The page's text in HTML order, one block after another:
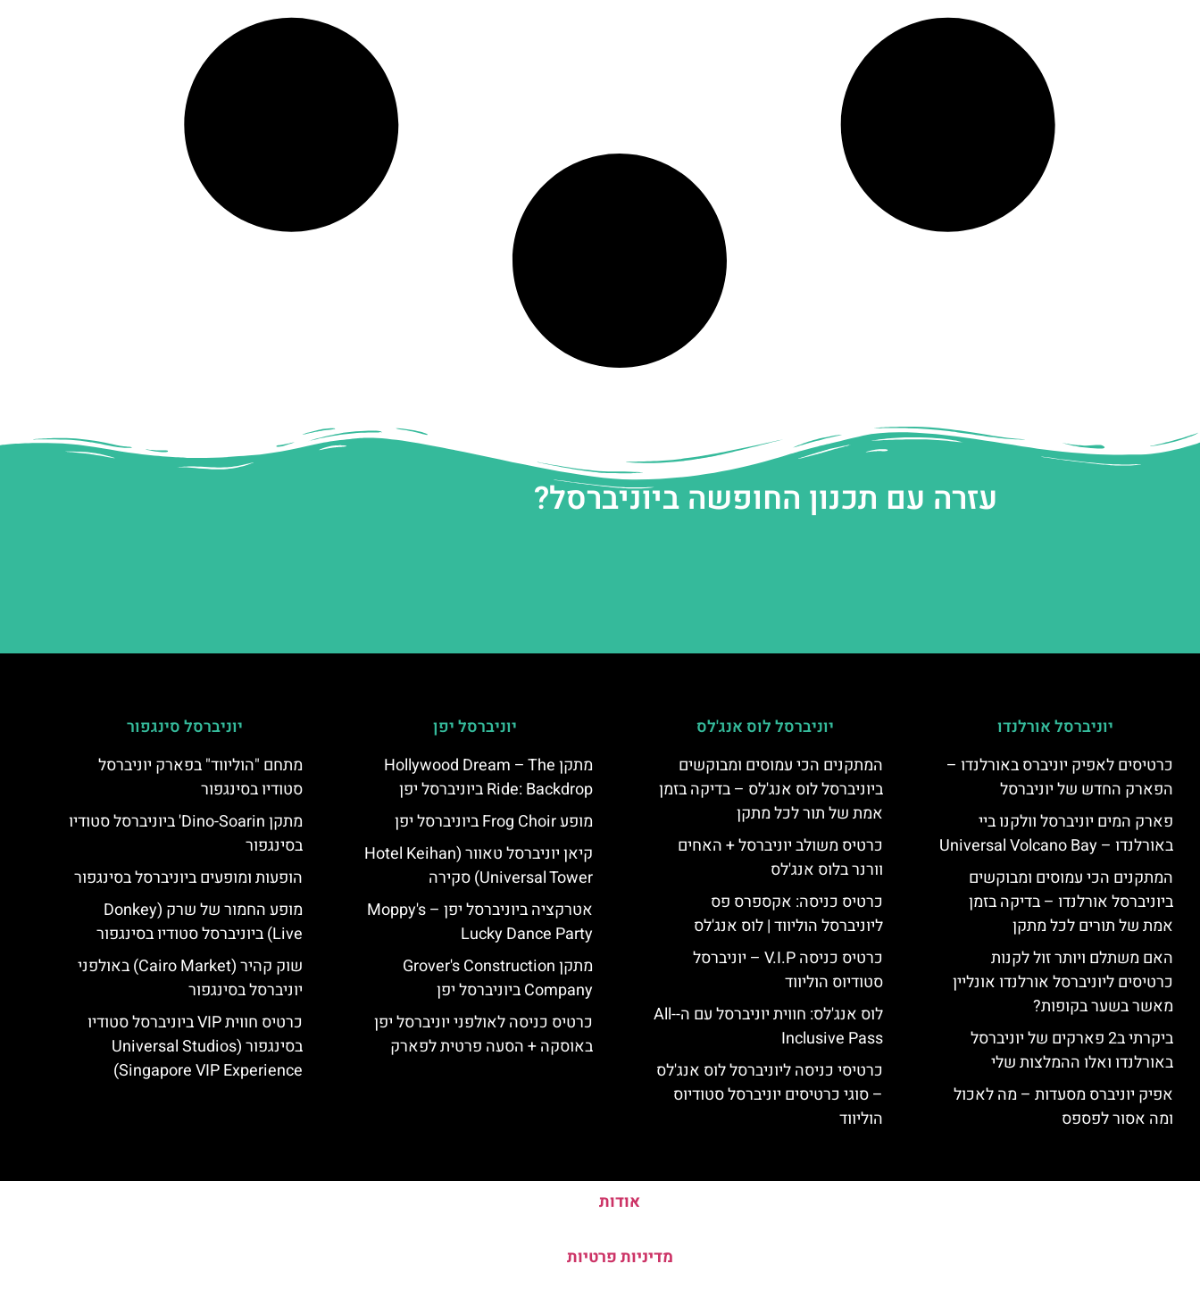
עזרה עם תכנון החופשה ביוניברסל?
יוניברסל אורלנדו
כרטיסים לאפיק יוניברס באורלנדו –
הפארק החדש של יוניברסל
פארק המים יוניברסל וולקנו ביי
באורלנדו – Universal Volcano Bay
המתקנים הכי עמוסים ומבוקשים
ביוניברסל אורלנדו – בדיקה בזמן
אמת של תורים לכל מתקן
האם משתלם ויותר זול לקנות
כרטיסים ליוניברסל אורלנדו אונליין
מאשר בשער בקופות?
ביקרתי ב2 פארקים של יוניברסל
באורלנדו ואלו ההמלצות שלי
אפיק יוניברס מסעדות – מה לאכול
ומה אסור לפספס
יוניברסל לוס אנג'לס
המתקנים הכי עמוסים ומבוקשים
ביוניברסל לוס אנג'לס – בדיקה בזמן
אמת של תור לכל מתקן
כרטיס משולב יוניברסל + האחים
וורנר בלוס אנג'לס
כרטיס כניסה: אקספרס פס
ליוניברסל הוליווד | לוס אנג'לס
כרטיס כניסה V.I.P – יוניברסל
סטודיוס הוליווד
לוס אנג'לס: חווית יוניברסל עם ה-All-
Inclusive Pass
כרטיסי כניסה ליוניברסל לוס אנג'לס
– סוגי כרטיסים יוניברסל סטודיוס
הוליווד
יוניברסל יפן
מתקן Hollywood Dream – The
Ride: Backdrop ביוניברסל יפן
מופע Frog Choir ביוניברסל יפן
קיאן יוניברסל טאוור (Hotel Keihan
Universal Tower) סקירה
אטרקציה ביוניברסל יפן – Moppy's
Lucky Dance Party
מתקן Grover's Construction
Company ביוניברסל יפן
כרטיס כניסה לאולפני יוניברסל יפן
באוסקה + הסעה פרטית לפארק
יוניברסל סינגפור
מתחם "הוליווד" בפארק יוניברסל
סטודיו בסינגפור
מתקן Dino-Soarin' ביוניברסל סטודיו
בסינגפור
הופעות ומופעים ביוניברסל בסינגפור
מופע החמור של שרק (Donkey
Live) ביוניברסל סטודיו בסינגפור
שוק קהיר (Cairo Market) באולפני
יוניברסל בסינגפור
כרטיס חווית VIP ביוניברסל סטודיו
בסינגפור (Universal Studios
Singapore VIP Experience)
אודות
מדיניות פרטיות